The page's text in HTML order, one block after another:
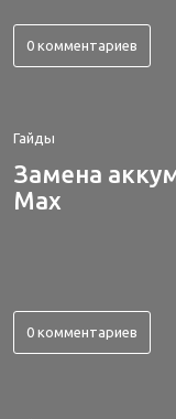
0 комментариев
Гайды
Замена
Max
0 комментариев